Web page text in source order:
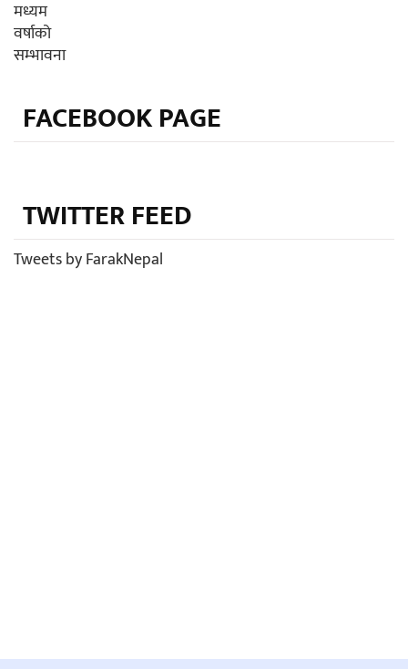
FACEBOOK PAGE
TWITTER FEED
Tweets by FarakNepal